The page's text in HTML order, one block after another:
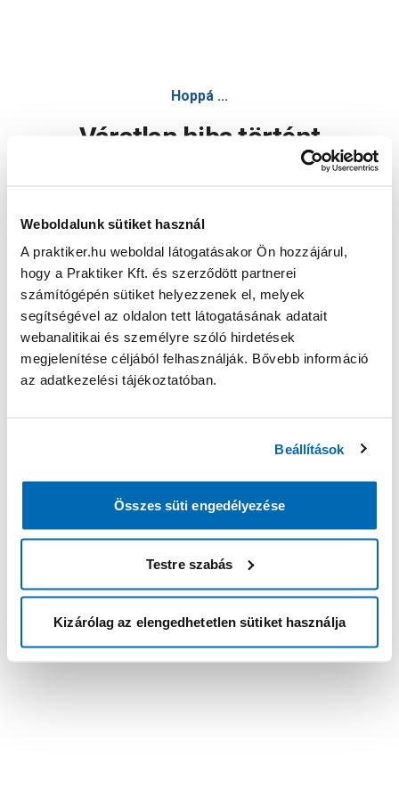
Weboldalunk sütiket használ
A praktiker.hu weboldal látogatásakor Ön hozzájárul,
hogy a Praktiker Kft. és szerződött partnerei
számítógépén sütiket helyezzenek el, melyek
segítségével az oldalon tett látogatásának adatait
webanalitikai és személyre szóló hirdetések
megjelenítése céljából felhasználják. Bővebb információ
az adatkezelési tájékoztatóban.
Beállítások
Összes süti engedélyezése
Testre szabás
Kizárólag az elengedhetetlen sütiket használja
Hoppá ...
Váratlan hiba történt
Oldal újratöltése